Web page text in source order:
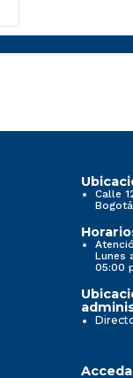
Calle
Lunes
05:00